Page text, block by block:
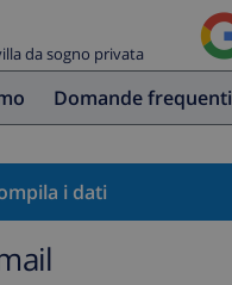
da sogno privata
Domande frequenti
i dati